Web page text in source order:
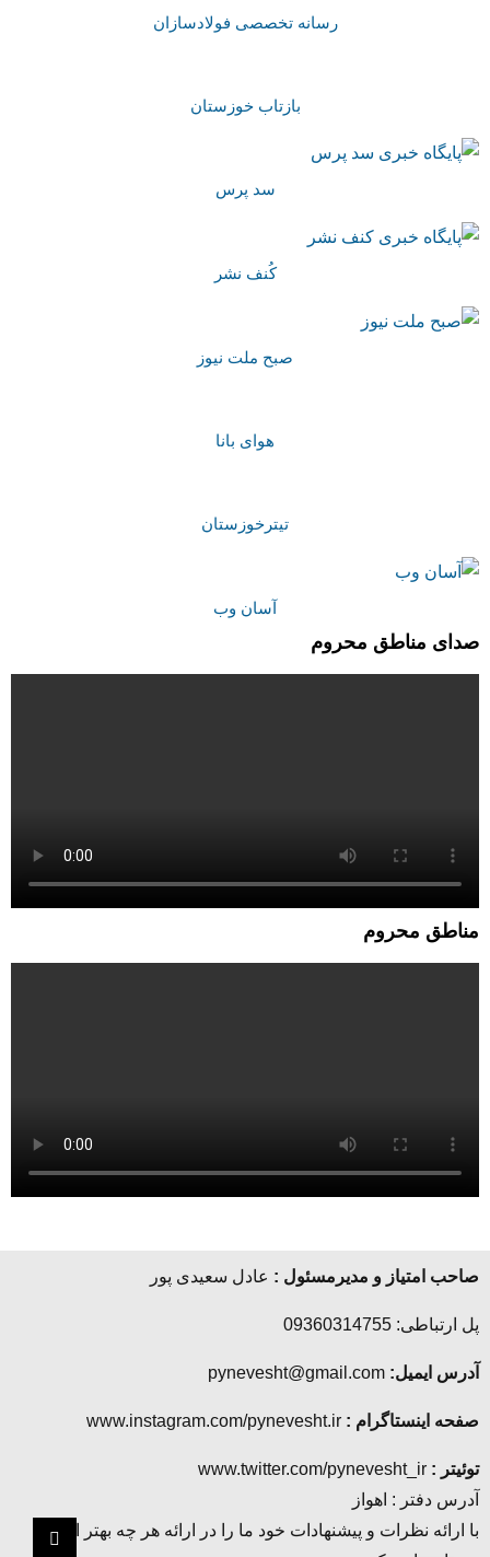
رسانه تخصصی فولادسازان
بازتاب خوزستان
سد پرس
کُنف نشر
صبح ملت نیوز
هوای بانا
تیترخوزستان
آسان وب
صدای مناطق محروم
مناطق محروم
صاحب امتیاز و مدیرمسئول : عادل سعیدی پور
پل ارتباطی: 09360314755
آدرس ایمیل:
صفحه اینستاگرام :
توئیتر :
آدرس دفتر : اهواز
با ارائه نظرات و پیشنهادات خود ما را در ارائه هر چه بهتر این